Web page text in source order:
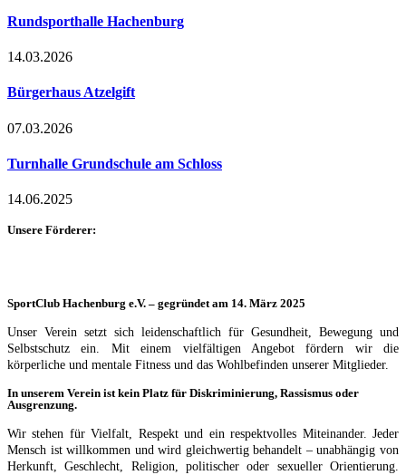
Rund­sport­hal­le Hach­en­burg
14.03.2026
Bür­ger­haus Atzel­gift
07.03.2026
Turn­hal­le Grund­schu­le am Schloss
14.06.2025
Unsere Förderer:
SportClub Hachenburg e.V. – gegründet am 14. März 2025
Unser Verein setzt sich leidenschaftlich für Gesundheit, Bewegung und
Selbstschutz ein. Mit einem vielfältigen Angebot fördern wir die
körperliche und mentale Fitness und das Wohlbefinden unserer Mitglieder.
In unserem Verein ist kein Platz für Diskriminierung, Rassismus oder
Ausgrenzung.
Wir stehen für Vielfalt, Respekt und ein respektvolles Miteinander. Jeder
Mensch ist willkommen und wird gleichwertig behandelt – unabhängig von
Herkunft, Geschlecht, Religion, politischer oder sexueller Orientierung.